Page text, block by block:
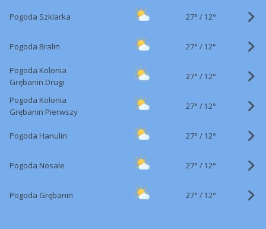
Pogoda Szklarka 27° / 12°
Pogoda Bralin 27° / 12°
Pogoda Kolonia
Grębanin Drugi
27° / 12°
Pogoda Kolonia
Grębanin Pierwszy
27° / 12°
Pogoda Hanulin 27° / 12°
Pogoda Nosale 27° / 12°
Pogoda Grębanin 27° / 12°